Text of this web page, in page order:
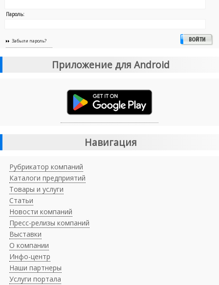
Пароль:
Забыли пароль?
Приложение для Android
Навигация
Рубрикатор компаний
Каталоги предприятий
Товары и услуги
Статьи
Новости компаний
Пресс-релизы компаний
Выставки
О компании
Инфо-центр
Наши партнеры
Услуги портала